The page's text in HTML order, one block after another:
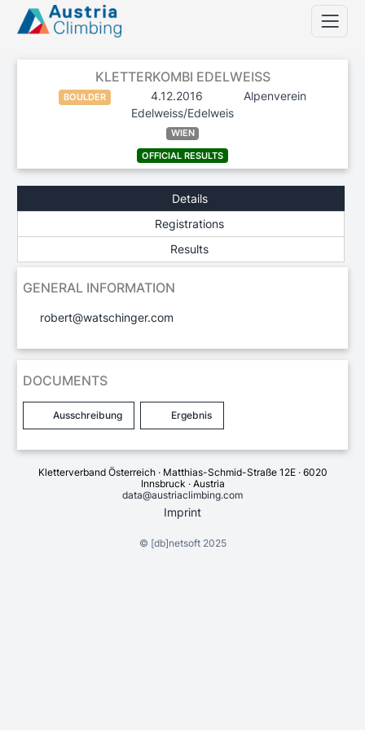
KLETTERKOMBI EDELWEISS
BOULDER 4.12.2016
Alpenverein
Edelweiss/Edelweis
WIEN
OFFICIAL RESULTS
Details
Registrations
Results
GENERAL INFORMATION
robert@watschinger.com
DOCUMENTS
Ausschreibung Ergebnis
Kletterverband Österreich · Matthias-Schmid-Straße 12E · 6020
Innsbruck · Austria
data@austriaclimbing.com
Imprint
© [db]netsoft2025